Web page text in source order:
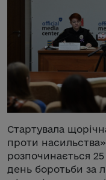
Стартувала
проти
розпочинається
день боротьби за